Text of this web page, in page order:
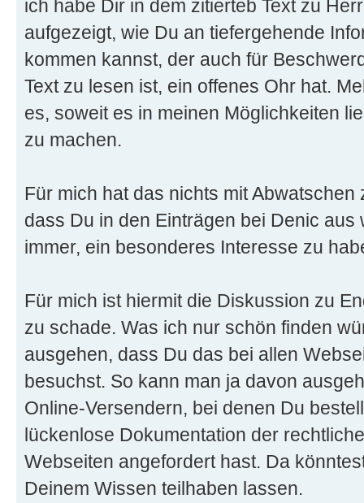
ich habe Dir in dem zitierteb Text zu
aufgezeigt, wie Du an tiefergehende
kommen kannst, der auch für
Text zu lesen ist, ein offenes Ohr hat.
es, soweit es in meinen Möglichkeiten
zu machen.
Für mich hat das nichts mit
dass Du in den Einträgen bei Denic
immer, ein besonderes Interesse zu
Für mich ist hiermit die Diskussion zu
zu schade. Was ich nur schön finden
ausgehen, dass Du das bei allen
besuchst. So kann man ja davon
Online-Versendern, bei denen Du
lückenlose Dokumentation der
Webseiten angefordert hast. Da
Deinem Wissen teilhaben lassen.